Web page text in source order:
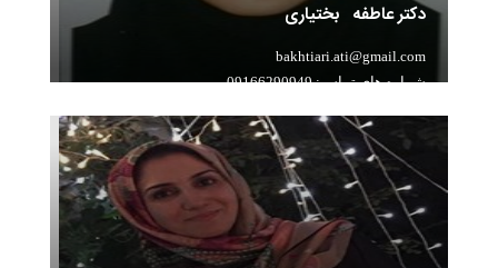
دکتر عاطفه بختیاری
bakhtiari.ati@gmail.com
شماره های تماس: 09166290949